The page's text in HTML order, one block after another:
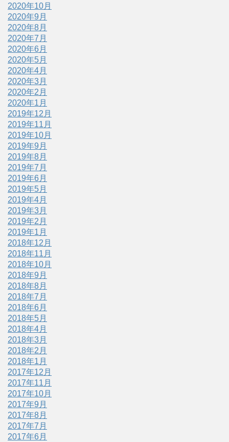
2020年10月
2020年9月
2020年8月
2020年7月
2020年6月
2020年5月
2020年4月
2020年3月
2020年2月
2020年1月
2019年12月
2019年11月
2019年10月
2019年9月
2019年8月
2019年7月
2019年6月
2019年5月
2019年4月
2019年3月
2019年2月
2019年1月
2018年12月
2018年11月
2018年10月
2018年9月
2018年8月
2018年7月
2018年6月
2018年5月
2018年4月
2018年3月
2018年2月
2018年1月
2017年12月
2017年11月
2017年10月
2017年9月
2017年8月
2017年7月
2017年6月